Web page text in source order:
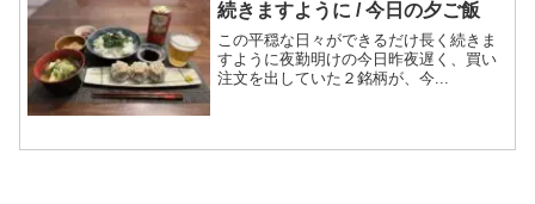
続きますように / 今日の夕ご飯
この平穏な日々ができるだけ長く続きま
すように夜勤明けの今日昨夜遅く、買い
注文を出していた２銘柄が、今...